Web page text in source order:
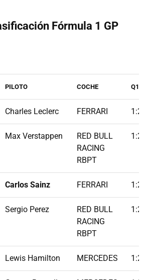
Fórmula 1 GP
PILOTO COCHE Q1
Charles Leclerc FERRARI
Max Verstappen
RED BULL
RACING
RBPT
Carlos Sainz FERRARI
Sergio Perez
RED BULL
RACING
RBPT
Lewis Hamilton MERCEDES